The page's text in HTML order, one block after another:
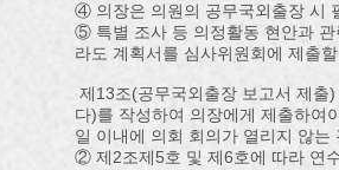
④ 의장은 의원의 공무국외출장 시
⑤ 특별 조사 등 의정활동 현안과 관
라도 계획서를 심사위원회에 제출
제13조(공무국외출장 보고서 제출
다)를 작성하여 의장에게 제출하여
일 이내에 의회 회의가 열리지 않
② 제2조제5호 및 제6호에 따라 연